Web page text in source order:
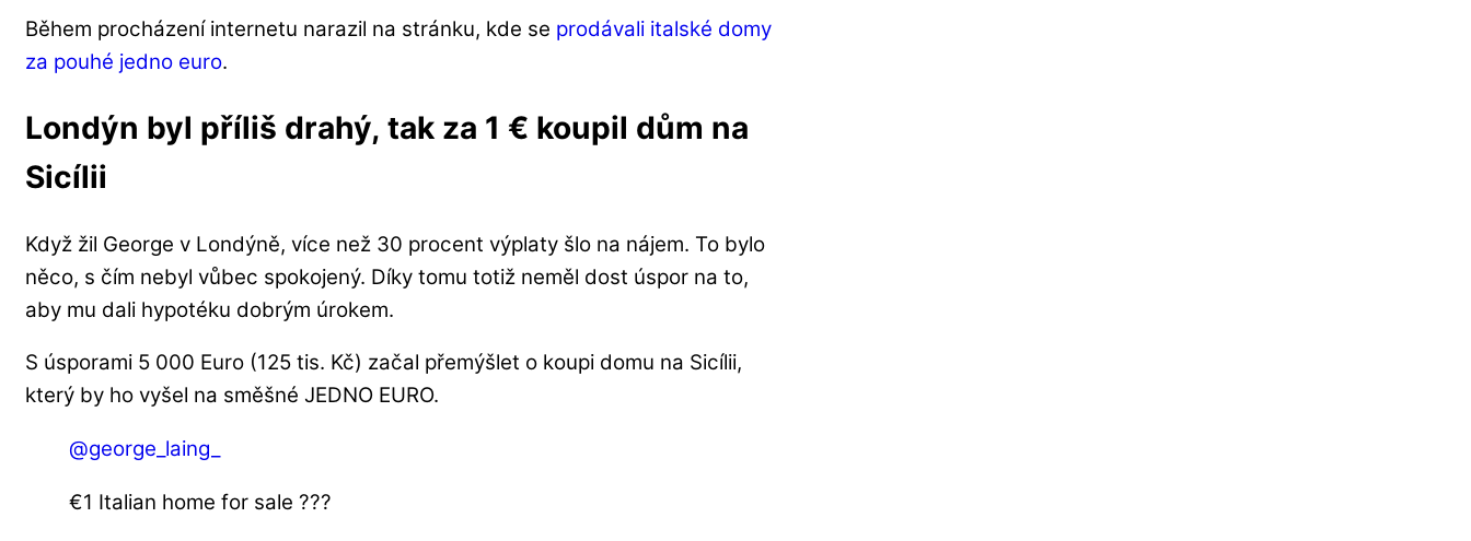
Během procházení internetu narazil na stránku, kde se prodávali italské domy
za pouhé jedno euro.
Londýn byl příliš drahý, tak za 1 € koupil dům na
Sicílii
Když žil George v Londýně, více než 30 procent výplaty šlo na nájem. To bylo
něco, s čím nebyl vůbec spokojený. Díky tomu totiž neměl dost úspor na to,
aby mu dali hypotéku dobrým úrokem.
S úsporami 5 000 Euro (125 tis. Kč) začal přemýšlet o koupi domu na Sicílii,
který by ho vyšel na směšné JEDNO EURO.
@george_laing_
€1 Italian home for sale ???️